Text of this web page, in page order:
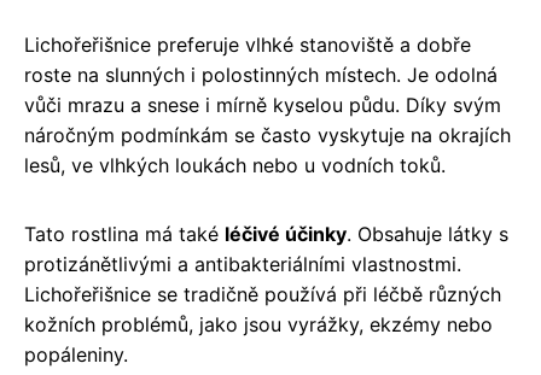
Lichořeřišnice preferuje vlhké stanoviště a dobře
roste na slunných i polostinných místech. Je odolná
vůči mrazu a snese i mírně kyselou půdu. Díky svým
náročným podmínkám se často vyskytuje na okrajích
lesů, ve vlhkých loukách nebo u vodních toků.
Tato rostlina má také léčivé účinky. Obsahuje látky s
protizánětlivými a antibakteriálními vlastnostmi.
Lichořeřišnice se tradičně používá při léčbě různých
kožních problémů, jako jsou vyrážky, ekzémy nebo
popáleniny.